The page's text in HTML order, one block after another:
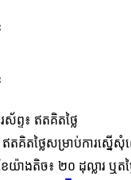
ស័ព្ទ៖ ឥតគិតថ្លៃ
ឥតគិតថ្លៃសម្រាប់ការស្នើ
យ៉ាងតិច៖ ២០ ដុល្លារ ឬតម្